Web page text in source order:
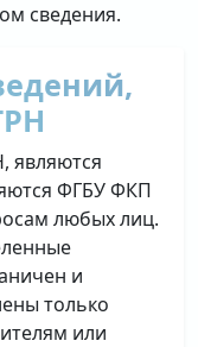
сведения.
являются
ФГБУ ФКП
любых лиц.
и
только
или